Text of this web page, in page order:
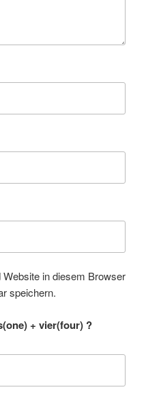
in diesem Browser
speichern.
+ vier(four) ?